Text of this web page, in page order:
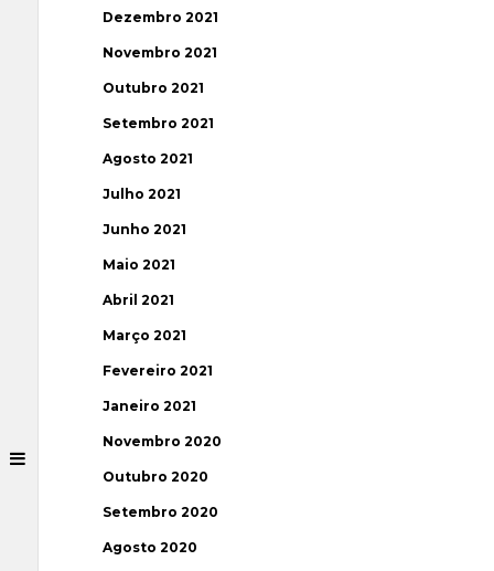
Dezembro 2021
Novembro 2021
Outubro 2021
Setembro 2021
Agosto 2021
Julho 2021
Junho 2021
Maio 2021
Abril 2021
Março 2021
Fevereiro 2021
Janeiro 2021
Novembro 2020
Outubro 2020
Setembro 2020
Agosto 2020